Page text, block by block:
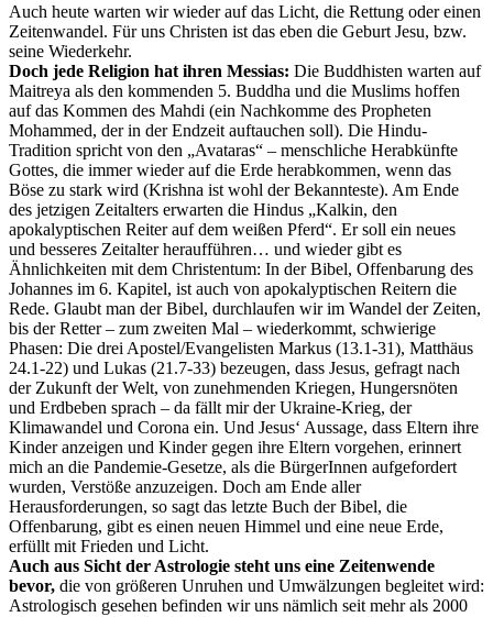
Auch heute warten wir wieder auf das Licht, die Rettung oder einen
Zeitenwandel. Für uns Christen ist das eben die Geburt Jesu, bzw.
seine Wiederkehr.
Doch jede Religion hat ihren Messias: Die Buddhisten warten auf
Maitreya als den kommenden 5. Buddha und die Muslims hoffen
auf das Kommen des Mahdi (ein Nachkomme des Propheten
Mohammed, der in der Endzeit auftauchen soll). Die Hindu-
Tradition spricht von den „Avataras“ – menschliche Herabkünfte
Gottes, die immer wieder auf die Erde herabkommen, wenn das
Böse zu stark wird (Krishna ist wohl der Bekannteste). Am Ende
des jetzigen Zeitalters erwarten die Hindus „Kalkin, den
apokalyptischen Reiter auf dem weißen Pferd“. Er soll ein neues
und besseres Zeitalter heraufführen… und wieder gibt es
Ähnlichkeiten mit dem Christentum: In der Bibel, Offenbarung des
Johannes im 6. Kapitel, ist auch von apokalyptischen Reitern die
Rede. Glaubt man der Bibel, durchlaufen wir im Wandel der Zeiten,
bis der Retter – zum zweiten Mal – wiederkommt, schwierige
Phasen: Die drei Apostel/Evangelisten Markus (13.1-31), Matthäus
24.1-22) und Lukas (21.7-33) bezeugen, dass Jesus, gefragt nach
der Zukunft der Welt, von zunehmenden Kriegen, Hungersnöten
und Erdbeben sprach – da fällt mir der Ukraine-Krieg, der
Klimawandel und Corona ein. Und Jesus‘ Aussage, dass Eltern ihre
Kinder anzeigen und Kinder gegen ihre Eltern vorgehen, erinnert
mich an die Pandemie-Gesetze, als die BürgerInnen aufgefordert
wurden, Verstöße anzuzeigen. Doch am Ende aller
Herausforderungen, so sagt das letzte Buch der Bibel, die
Offenbarung, gibt es einen neuen Himmel und eine neue Erde,
erfüllt mit Frieden und Licht.
Auch aus Sicht der Astrologie steht uns eine Zeitenwende
bevor, die von größeren Unruhen und Umwälzungen begleitet wird:
Astrologisch gesehen befinden wir uns nämlich seit mehr als 2000